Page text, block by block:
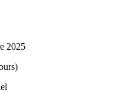
2025